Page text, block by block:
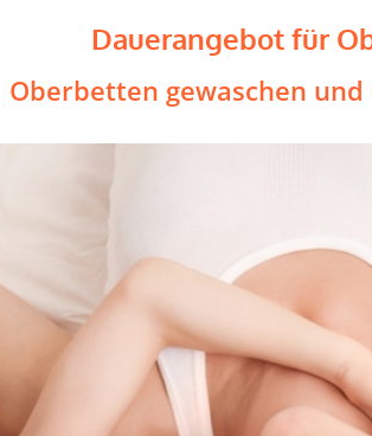
Dauerangebot für
Oberbetten gewaschen